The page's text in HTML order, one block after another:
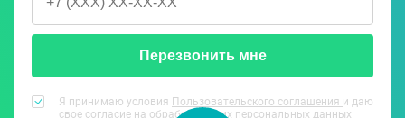
Перезвонить мне
Я принимаю условия Пользовательского соглашения и даю
свое согласие на обработку моих персональных данных